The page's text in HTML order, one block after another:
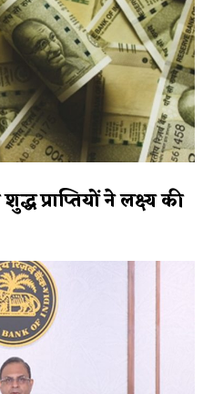
प्राप्तियों ने लक्ष्य की